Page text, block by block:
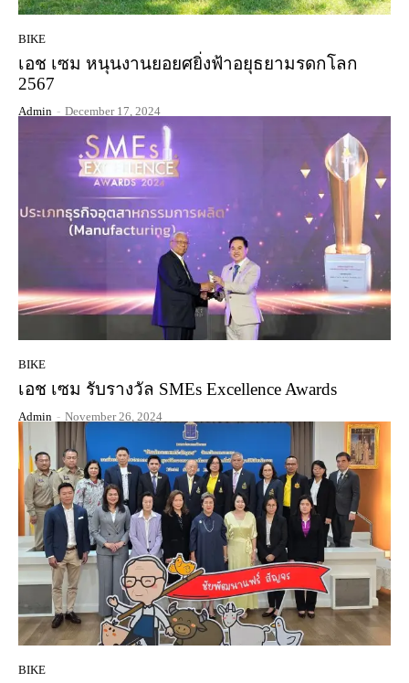
BIKE
เอช เซม หนุนงานยอยศยิ่งฟ้าอยุธยามรดกโลก
2567
Admin - December 17, 2024
BIKE
เอช เซม รับรางวัล SMEs Excellence Awards
Admin - November 26, 2024
BIKE